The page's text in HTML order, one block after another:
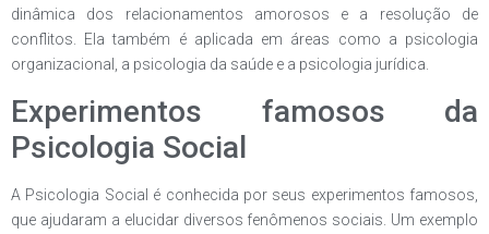
dinâmica dos relacionamentos amorosos e a resolução de
conflitos. Ela também é aplicada em áreas como a psicologia
organizacional, a psicologia da saúde e a psicologia jurídica.
Experimentos famosos da
Psicologia Social
A Psicologia Social é conhecida por seus experimentos famosos,
que ajudaram a elucidar diversos fenômenos sociais. Um exemplo